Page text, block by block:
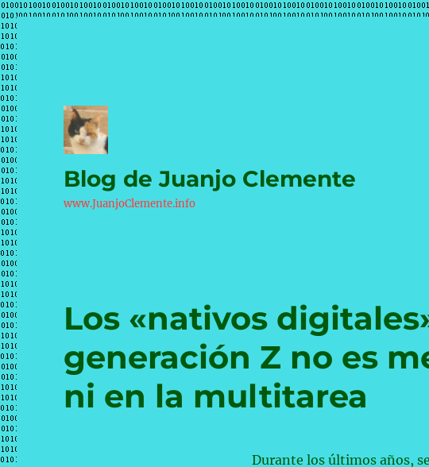
Blog de Juanjo Clemente
www.JuanjoClemente.info
Los «nativos
generación Z no es
ni en la multitarea
Durante los últimos años,